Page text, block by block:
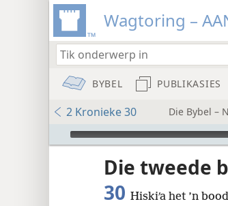
Wagtoring –
BYBEL PUBLIKASIES
2 Kronieke 30 Die Bybel –
Audio Player
Die tweede
30 Hiskiʹa het ’n